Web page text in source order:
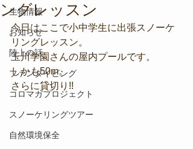
生物情報
お知らせ
陸上の話
ファンダイビング
コロマガプロジェクト
スノーケリングツアー
自然環境保全
ングレッスン
今日はここで小中学生に出張スノーケ
リングレッスン。
玉川学園さんの屋内プールです。
しかも50m。
さらに貸切り!!